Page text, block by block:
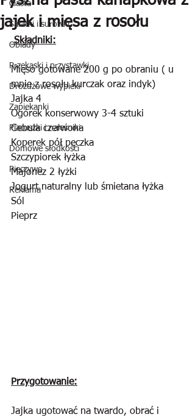
Ciasta
Sałatki i surówki
Obiady
Przekąski i przystawki
Drożdżowe wypieki
Zapiekanki
Placuszki i naleśniki
Domowe słodkości
Pieczywo
Reklama
jajek i mięsa z rosołu
Składniki:
Mięso gotowane 200 g po obraniu ( u
mnie z rosołu kurczak oraz indyk)
Jajka 4
Ogórek konserwowy 3-4 sztuki
Cebula czerwona
Koperek pół pęczka
Szczypiorek łyżka
Majonez 2 łyżki
Jogurt naturalny lub śmietana łyżka
Sól
Pieprz
Przygotowanie:
Jajka ugotować na twardo, obrać i